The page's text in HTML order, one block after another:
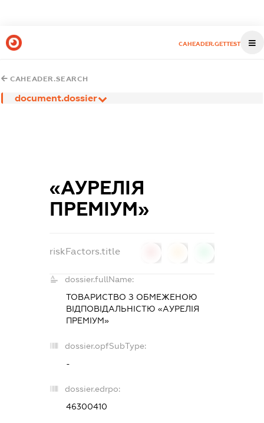
CAHEADER.GETTEST
CAHEADER.SEARCH
document.dossier
«АУРЕЛІЯ
ПРЕМІУМ»
riskFactors.title
dossier.fullName:
ТОВАРИСТВО З ОБМЕЖЕНОЮ
ВІДПОВІДАЛЬНІСТЮ «АУРЕЛІЯ
ПРЕМІУМ»
dossier.opfSubType:
-
dossier.edrpo:
46300410